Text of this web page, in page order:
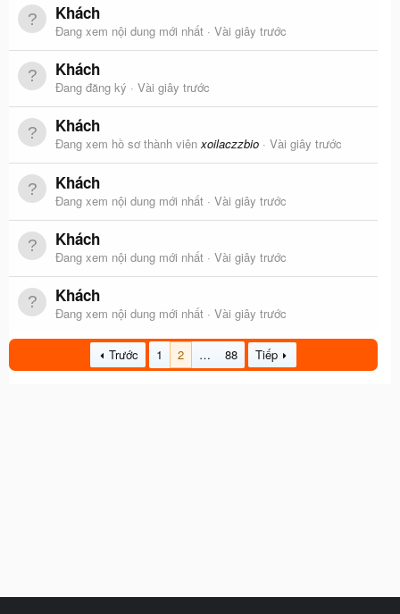
Khách
Đang xem nội dung mới nhất Vài giây trước
Khách
Đang đăng ký Vài giây trước
Khách
Đang xem hồ sơ thành viênxoilaczzbio Vài giây trước
Khách
Đang xem nội dung mới nhất Vài giây trước
Khách
Đang xem nội dung mới nhất Vài giây trước
Khách
Đang xem nội dung mới nhất Vài giây trước
Trước 1 2 … 88 Tiếp